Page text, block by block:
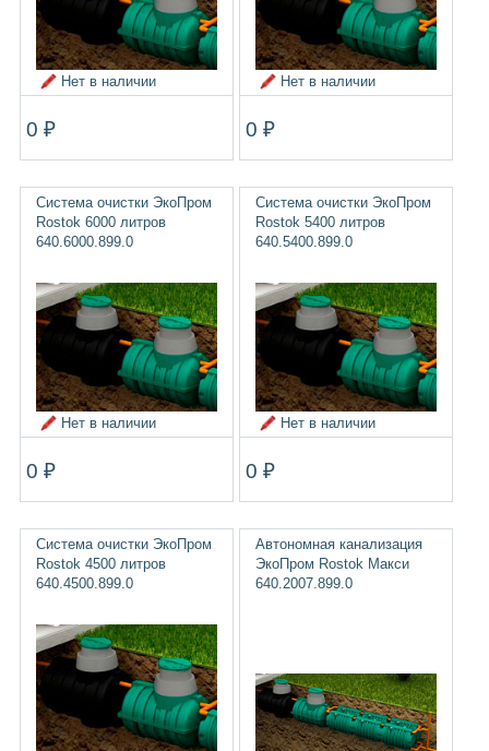
Нет в наличии
0 ₽
Нет в наличии
0 ₽
Система очистки ЭкоПром
Rostok 6000 литров
640.6000.899.0
Нет в наличии
0 ₽
Система очистки ЭкоПром
Rostok 5400 литров
640.5400.899.0
Нет в наличии
0 ₽
Система очистки ЭкоПром
Rostok 4500 литров
640.4500.899.0
Автономная канализация
ЭкоПром Rostok Макси
640.2007.899.0